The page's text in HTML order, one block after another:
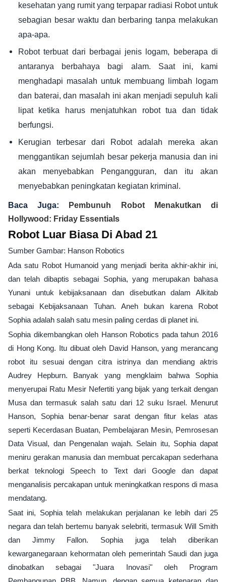
kesehatan yang rumit yang terpapar radiasi Robot untuk
sebagian besar waktu dan berbaring tanpa melakukan
apa-apa.
Robot terbuat dari berbagai jenis logam, beberapa di
antaranya berbahaya bagi alam. Saat ini, kami
menghadapi masalah untuk membuang limbah logam
dan baterai, dan masalah ini akan menjadi sepuluh kali
lipat ketika harus menjatuhkan robot tua dan tidak
berfungsi.
Kerugian terbesar dari Robot adalah mereka akan
menggantikan sejumlah besar pekerja manusia dan ini
akan menyebabkan Pengangguran, dan itu akan
menyebabkan peningkatan kegiatan kriminal.
Baca Juga:
Pembunuh Robot Menakutkan di
Hollywood: Friday Essentials
Robot Luar Biasa Di Abad 21
Sumber Gambar: Hanson Robotics
Ada satu Robot Humanoid yang menjadi berita akhir-akhir ini,
dan telah dibaptis sebagai Sophia, yang merupakan bahasa
Yunani untuk kebijaksanaan dan disebutkan dalam Alkitab
sebagai Kebijaksanaan Tuhan. Aneh bukan karena Robot
Sophia adalah salah satu mesin paling cerdas di planet ini.
Sophia dikembangkan oleh Hanson Robotics pada tahun 2016
di Hong Kong. Itu dibuat oleh David Hanson, yang merancang
robot itu sesuai dengan citra istrinya dan mendiang aktris
Audrey Hepburn. Banyak yang mengklaim bahwa Sophia
menyerupai Ratu Mesir Nefertiti yang bijak yang terkait dengan
Musa dan termasuk salah satu dari 12 suku Israel. Menurut
Hanson, Sophia benar-benar sarat dengan fitur kelas atas
seperti Kecerdasan Buatan, Pembelajaran Mesin, Pemrosesan
Data Visual, dan Pengenalan wajah. Selain itu, Sophia dapat
meniru gerakan manusia dan membuat percakapan sederhana
berkat teknologi Speech to Text dari Google dan dapat
menganalisis percakapan untuk meningkatkan respons di masa
mendatang.
Saat ini, Sophia telah melakukan perjalanan ke lebih dari 25
negara dan telah bertemu banyak selebriti, termasuk Will Smith
dan Jimmy Fallon. Sophia juga telah diberikan
kewarganegaraan kehormatan oleh pemerintah Saudi dan juga
dinobatkan sebagai "Juara Inovasi" oleh Program